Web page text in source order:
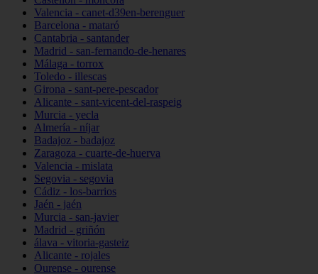
Valencia - canet-d39en-berenguer
Barcelona - mataró
Cantabria - santander
Madrid - san-fernando-de-henares
Málaga - torrox
Toledo - illescas
Girona - sant-pere-pescador
Alicante - sant-vicent-del-raspeig
Murcia - yecla
Almería - níjar
Badajoz - badajoz
Zaragoza - cuarte-de-huerva
Valencia - mislata
Segovia - segovia
Cádiz - los-barrios
Jaén - jaén
Murcia - san-javier
Madrid - griñón
álava - vitoria-gasteiz
Alicante - rojales
Ourense - ourense